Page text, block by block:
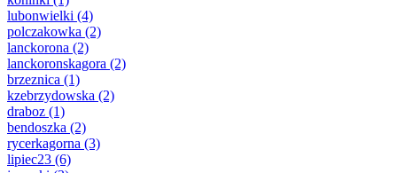
lubonwielki (4)
polczakowka (2)
lanckorona (2)
lanckoronskagora (2)
brzeznica (1)
kzebrzydowska (2)
draboz (1)
bendoszka (2)
rycerkagorna (3)
lipiec23 (6)